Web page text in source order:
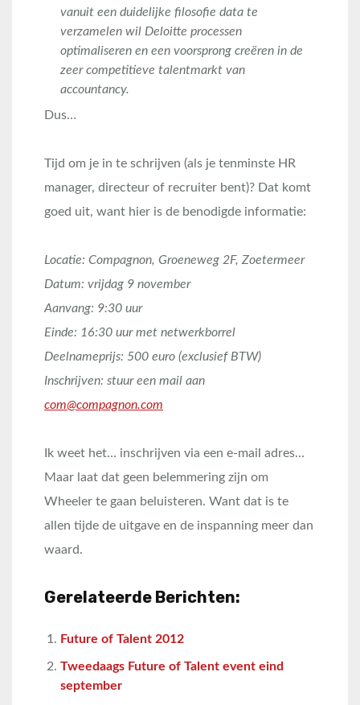
vanuit een duidelijke filosofie data te
verzamelen wil Deloitte processen
optimaliseren en een voorsprong creëren in de
zeer competitieve talentmarkt van
accountancy.
Dus…
Tijd om je in te schrijven (als je tenminste HR
manager, directeur of recruiter bent)? Dat komt
goed uit, want hier is de benodigde informatie:
Locatie: Compagnon, Groeneweg 2F, Zoetermeer
Datum: vrijdag 9 november
Aanvang: 9:30 uur
Einde: 16:30 uur met netwerkborrel
Deelnameprijs: 500 euro (exclusief BTW)
Inschrijven: stuur een mail aan
com@compagnon.com
Ik weet het… inschrijven via een e-mail adres…
Maar laat dat geen belemmering zijn om
Wheeler te gaan beluisteren. Want dat is te
allen tijde de uitgave en de inspanning meer dan
waard.
Gerelateerde Berichten:
Future of Talent 2012
Tweedaags Future of Talent event eind
september